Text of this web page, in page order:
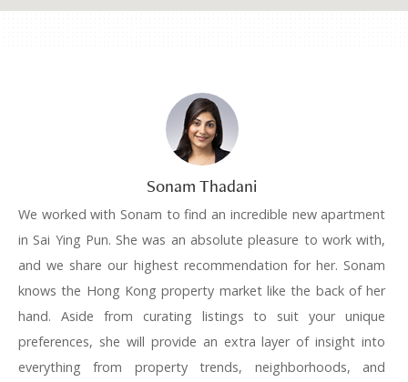
Sonam Thadani
We worked with Sonam to find an incredible new apartment
in Sai Ying Pun. She was an absolute pleasure to work with,
and we share our highest recommendation for her. Sonam
knows the Hong Kong property market like the back of her
hand. Aside from curating listings to suit your unique
preferences, she will provide an extra layer of insight into
everything from property trends, neighborhoods, and